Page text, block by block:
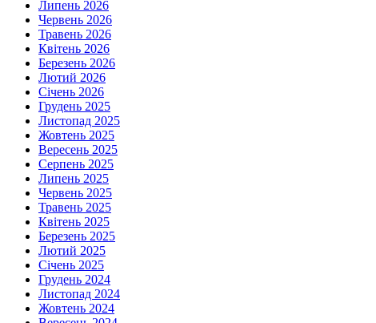
Липень 2026
Червень 2026
Травень 2026
Квітень 2026
Березень 2026
Лютий 2026
Січень 2026
Грудень 2025
Листопад 2025
Жовтень 2025
Вересень 2025
Серпень 2025
Липень 2025
Червень 2025
Травень 2025
Квітень 2025
Березень 2025
Лютий 2025
Січень 2025
Грудень 2024
Листопад 2024
Жовтень 2024